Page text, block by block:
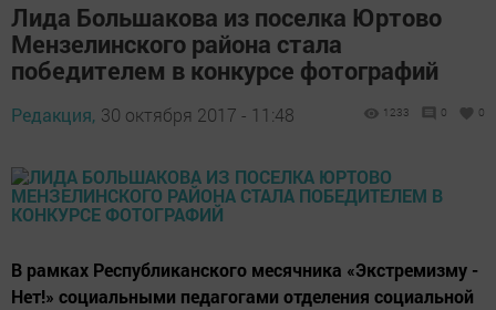
Лида Большакова из поселка Юртово
Мензелинского района стала
победителем в конкурсе фотографий
Редакция, 30 октября 2017 - 11:48 1233 0 0
В рамках Республиканского месячника «Экстремизму -
Нет!» социальными педагогами отделения социальной